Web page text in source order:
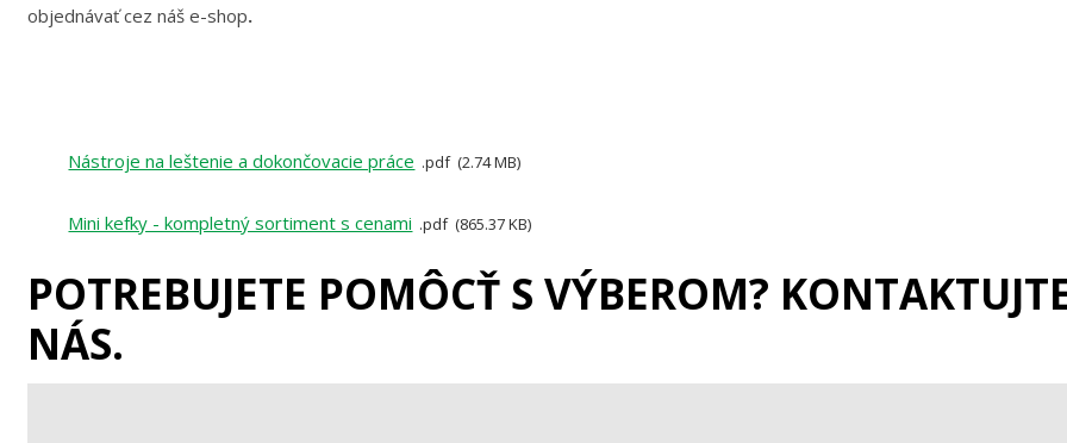
objednávať cez náš e-shop.
Nástroje na leštenie a dokončovacie práce pdf 2.74 MB
Mini kefky - kompletný sortiment s cenami pdf 865.37 KB
POTREBUJETE POMÔCŤ S VÝBEROM?
NÁS.